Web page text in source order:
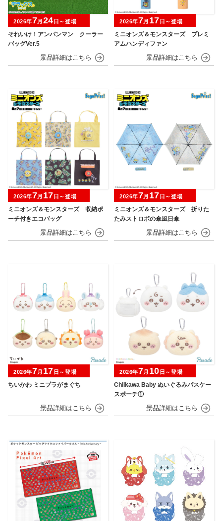
それいけ！アンパンマン クーラー
バッグVer.5
2026年7月 24 日～登場
ミニオンズ＆モンスターズ プレミ
アムハンディファン
2026年7月 17 日～登場
ミニオンズ＆モンスターズ 収納ポ
ーチ付きエコバッグ
2026年7月 17 日～登場
ミニオンズ＆モンスターズ 折りた
たみストロボの傘風日傘
2026年7月 17 日～登場
ちいかわ ミニプラがまぐち
2026年7月 17 日～登場
Chiikawa Baby ぬいぐるみパスケー
スポーチ①
2026年7月 10 日～登場